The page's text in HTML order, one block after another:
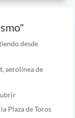
desde
aerolínea de
Plaza de Toros